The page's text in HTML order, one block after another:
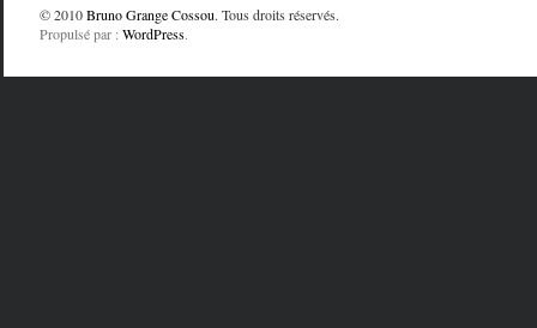
© 2010Bruno Grange Cossou. Tous droits réservés.
Propulsé par : WordPress.